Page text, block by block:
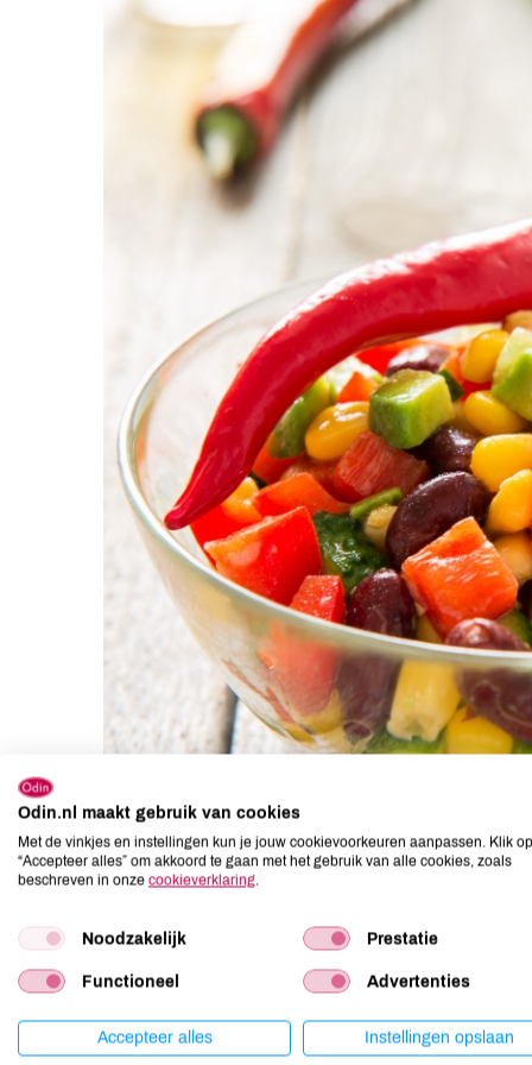
Ingredienten
100 g cherrytomaten
1 avocado
Odin.nl maakt gebruik van cookies
Met de vinkjes en instellingen kun je jouw cookievoorkeuren aanpassen. Klik op
“Accepteer alles” om akkoord te gaan met het gebruik van alle cookies, zoals
beschreven in onze cookieverklaring.
Noodzakelijk Prestatie
Functioneel Advertenties
Accepteer alles Instellingen opslaan